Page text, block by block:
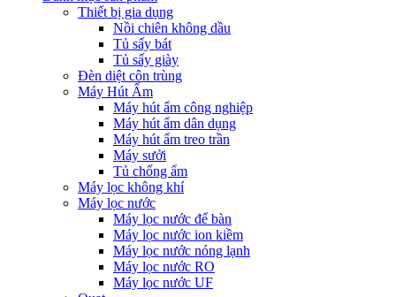
Thiết bị gia dụng
Nồi chiên không dầu
Tủ sấy bát
Tủ sấy giày
Đèn diệt côn trùng
Máy Hút Ẩm
Máy hút ẩm công nghiệp
Máy hút ẩm dân dụng
Máy hút ẩm treo trần
Máy sưởi
Tủ chống ẩm
Máy lọc không khí
Máy lọc nước
Máy lọc nước để bàn
Máy lọc nước ion kiềm
Máy lọc nước nóng lạnh
Máy lọc nước RO
Máy lọc nước UF